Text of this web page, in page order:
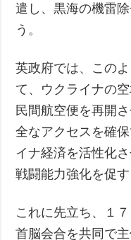
遣し、黒海の機雷
う。
英政府では、この
て、ウクライナの
民間航空便を再開
全なアクセスを確
イナ経済を活性化
戦闘能力強化を促
これに先立ち、１
首脳会合を共同で